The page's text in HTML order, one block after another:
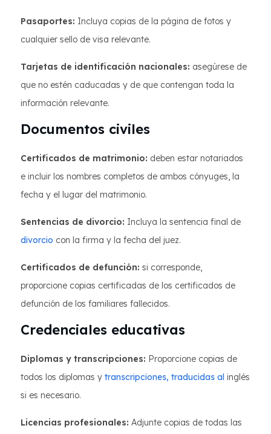
Pasaportes: Incluya copias de la página de fotos y
cualquier sello de visa relevante.
Tarjetas de identificación nacionales: asegúrese de
que no estén caducadas y de que contengan toda la
información relevante.
Documentos civiles
Certificados de matrimonio: deben estar notariados
e incluir los nombres completos de ambos cónyuges, la
fecha y el lugar del matrimonio.
Sentencias de divorcio: Incluya la sentencia final de
divorcio con la firma y la fecha del juez.
Certificados de defunción: si corresponde,
proporcione copias certificadas de los certificados de
defunción de los familiares fallecidos.
Credenciales educativas
Diplomas y transcripciones: Proporcione copias de
todos los diplomas y transcripciones, traducidas al inglés
si es necesario.
Licencias profesionales: Adjunte copias de todas las